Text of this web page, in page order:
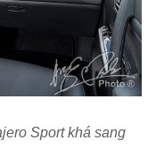
Sport khá sang